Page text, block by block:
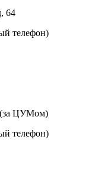
64
телефон)
(за ЦУМом)
телефон)